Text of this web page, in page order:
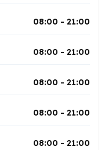
08:00 - 21:00
08:00 - 21:00
08:00 - 21:00
08:00 - 21:00
08:00 - 21:00